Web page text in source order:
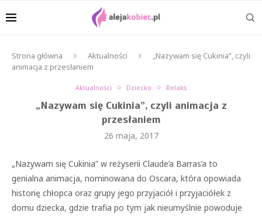
Strona główna Aktualności
„Nazywam się Cukinia”, czyli
animacja z przesłaniem
Aktualności Dziecko Relaks
„Nazywam się Cukinia”, czyli animacja z
przesłaniem
26 maja, 2017
„Nazywam się Cukinia” w reżyserii Claude’a Barras’a to
genialna animacja, nominowana do Oscara, która opowiada
historię chłopca oraz grupy jego przyjaciół i przyjaciółek z
domu dziecka, gdzie trafia po tym jak nieumyślnie powoduje